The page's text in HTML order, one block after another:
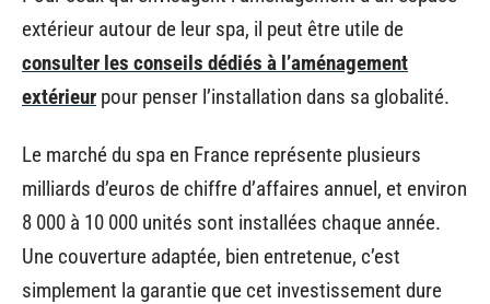
extérieur autour de leur spa, il peut être utile de
consulter les conseils dédiés à l’aménagement
extérieur pour penser l’installation dans sa globalité.
Le marché du spa en France représente plusieurs
milliards d’euros de chiffre d’affaires annuel, et environ
8 000 à 10 000 unités sont installées chaque année.
Une couverture adaptée, bien entretenue, c’est
simplement la garantie que cet investissement dure